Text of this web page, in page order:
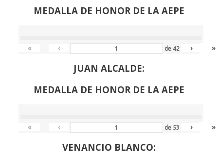
MEDALLA DE HONOR DE LA AEPE
« ‹ de 42 › »
JUAN ALCALDE:
MEDALLA DE HONOR DE LA AEPE
« ‹ de 53 › »
VENANCIO BLANCO: